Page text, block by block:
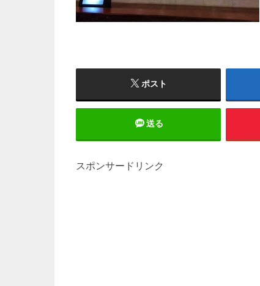
ポスト
送る
スポンサードリンク